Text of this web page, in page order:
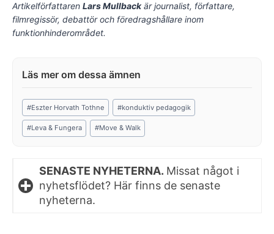
Artikelförfattaren Lars Mullbackär journalist, författare,
filmregissör, debattör och föredragshållare inom
funktionhinderområdet.
Post
Tags:
#Eszter Horvath Tothne #konduktiv pedagogik
#Leva & Fungera #Move & Walk
SENASTE NYHETERNA. Missat något i
nyhetsflödet? Här finns de senaste
nyheterna.